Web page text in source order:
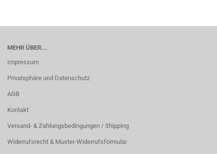
MEHR ÜBER...
Impressum
Privatsphäre und Datenschutz
AGB
Kontakt
Versand- & Zahlungsbedingungen / Shipping
Widerrufsrecht & Muster-Widerrufsformular